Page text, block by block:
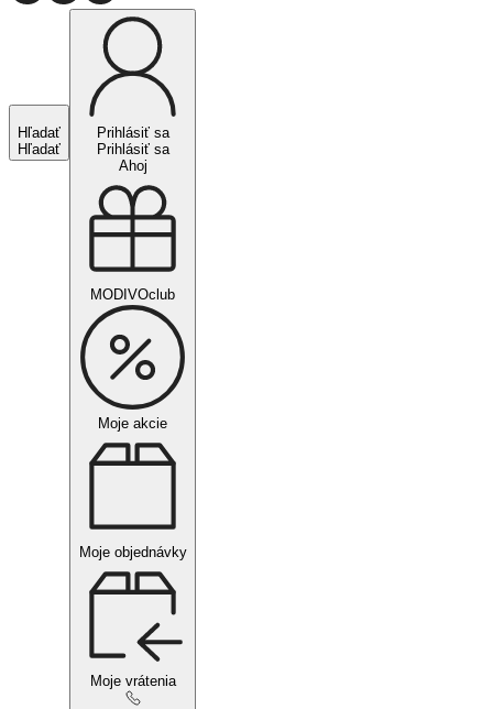
Hľadať
Hľadať
Prihlásiť sa
Prihlásiť sa
Ahoj
MODIVOclub
Moje akcie
Moje objednávky
Moje vrátenia